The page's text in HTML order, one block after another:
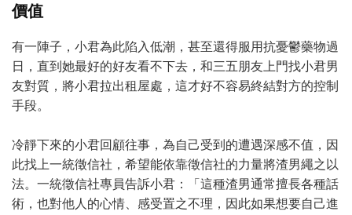
價值
有一陣子，小君為此陷入低潮，甚至還得服用抗憂鬱藥物過
日，直到她最好的好友看不下去，和三五朋友上門找小君男
友對質，將小君拉出租屋處，這才好不容易終結對方的控制
手段。
冷靜下來的小君回顧往事，為自己受到的遭遇深感不值，因
此找上一統徵信社，希望能依靠徵信社的力量將渣男繩之以
法。一統徵信社專員告訴小君：「這種渣男通常擅長各種話
術，也對他人的心情、感受置之不理，因此如果想要自己進